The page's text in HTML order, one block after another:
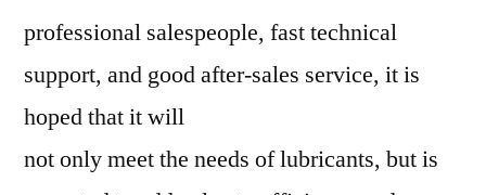
professional salespeople, fast technical
support, and good after-sales service, it is
hoped that it will
not only meet the needs of lubricants, but is